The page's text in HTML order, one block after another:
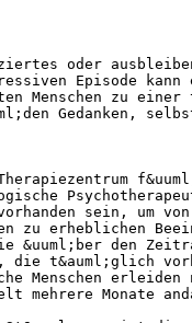
oder
Episode
Menschen zu
Gedanken,
sein, um
zu erheblichen
&uuml;ber den
die t&auml;glich
Menschen erleiden
mehrere Monate